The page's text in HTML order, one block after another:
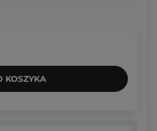
KOSZYKA